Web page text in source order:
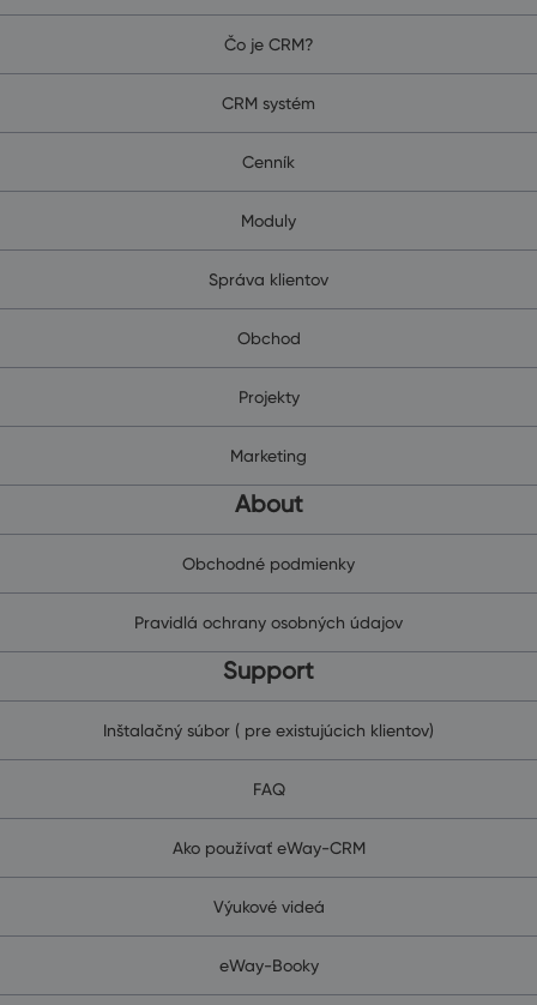
Čo je CRM?
CRM systém
Cenník
Moduly
Správa klientov
Obchod
Projekty
Marketing
About
Obchodné podmienky
Pravidlá ochrany osobných údajov
Support
Inštalačný súbor ( pre existujúcich klientov)
FAQ
Ako používať eWay-CRM
Výukové videá
eWay-Booky